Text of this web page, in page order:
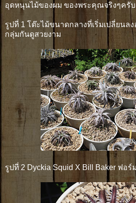
อุดหนุนไม้ของผม ของพระคุณจริงๆครับ
รูปที่ 1 โต๊ะไม้ขนาดกลางที่เริ่มเปลี่ยนลง
กลุ่มกันดูสวยงาม
รูปที่ 2 Dyckia Squid X Bill Baker ฟอ